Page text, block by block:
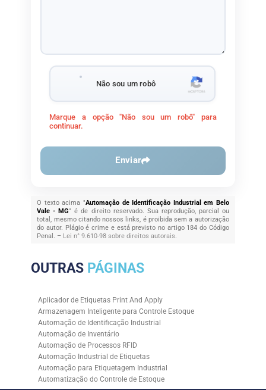
Não sou um robô
Marque a opção "Não sou um robô" para
continuar.
Enviar
O texto acima "Automação de Identificação Industrial em Belo
Vale - MG" é de direito reservado. Sua reprodução, parcial ou
total, mesmo citando nossos links, é proibida sem a autorização
do autor. Plágio é crime e está previsto no artigo 184 do Código
Penal. – Lei n° 9.610-98 sobre direitos autorais.
OUTRAS PÁGINAS
Aplicador de Etiquetas Print And Apply
Armazenagem Inteligente para Controle Estoque
Automação de Identificação Industrial
Automação de Inventário
Automação de Processos RFID
Automação Industrial de Etiquetas
Automação para Etiquetagem Industrial
Automatização do Controle de Estoque